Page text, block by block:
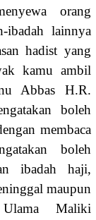
orang
ibadah lainnya
hadist yang
kamu ambil
Abbas H.R.
boleh
membaca
boleh
ibadah haji,
maupun
Maliki